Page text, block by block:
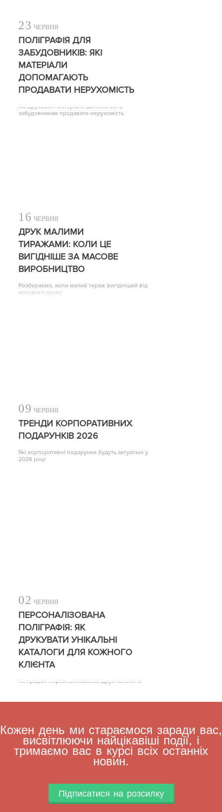
23 ЧЕРВНЯ
ПОЛІГРАФІЯ ДЛЯ
ЗАБУДОВНИКІВ: ЯКІ
МАТЕРІАЛИ
ДОПОМАГАЮТЬ
ПРОДАВАТИ НЕРУХОМІСТЬ
Які друковані матеріали допомагають
забудовникам продавати нерухомість
16 ЧЕРВНЯ
ДРУК МАЛИМИ
ТИРАЖАМИ: КОЛИ ЦЕ
ВИГІДНІШЕ ЗА МАСОВЕ
ВИРОБНИЦТВО
Розбираємо, коли малий тираж вигідніший від
масового друку
09 ЧЕРВНЯ
ТРЕНДИ КОРПОРАТИВНИХ
ПОДАРУНКІВ 2026
Які корпоративні подарунки будуть актуальні у
2026 році
02 ЧЕРВНЯ
ПЕРСОНАЛІЗОВАНА
ПОЛІГРАФІЯ: ЯК
ДРУКУВАТИ УНІКАЛЬНІ
КАТАЛОГИ ДЛЯ КОЖНОГО
КЛІЄНТА
Як працює персоналізований друк каталогів
Кожен день ми стараємося заради вас,
висвітлюючи найцікавіші події, і
тримаємо вас в курсі всіх останніх
новин.
Підписатися на розсилку